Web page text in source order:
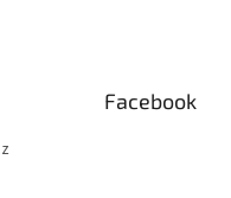
Facebook